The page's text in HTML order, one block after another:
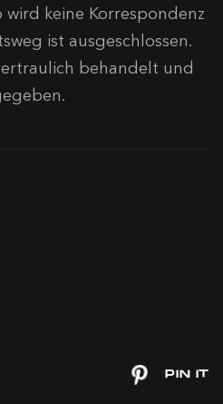
keine Korrespondenz
ist ausgeschlossen.
behandelt und